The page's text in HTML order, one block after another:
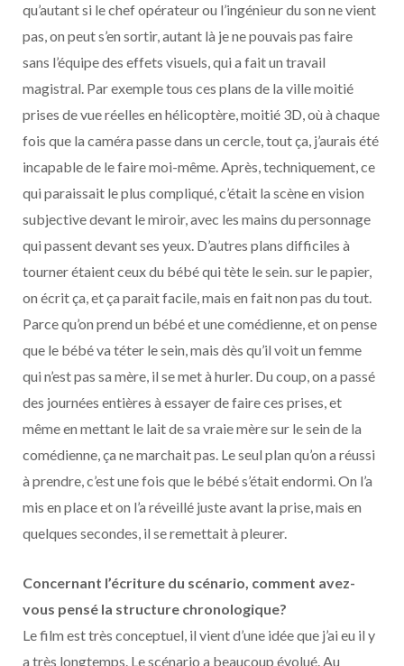
qu’autant si le chef opérateur ou l’ingénieur du son ne vient
pas, on peut s’en sortir, autant là je ne pouvais pas faire
sans l’équipe des effets visuels, qui a fait un travail
magistral. Par exemple tous ces plans de la ville moitié
prises de vue réelles en hélicoptère, moitié 3D, où à chaque
fois que la caméra passe dans un cercle, tout ça, j’aurais été
incapable de le faire moi-même. Après, techniquement, ce
qui paraissait le plus compliqué, c’était la scène en vision
subjective devant le miroir, avec les mains du personnage
qui passent devant ses yeux. D’autres plans difficiles à
tourner étaient ceux du bébé qui tète le sein. sur le papier,
on écrit ça, et ça parait facile, mais en fait non pas du tout.
Parce qu’on prend un bébé et une comédienne, et on pense
que le bébé va téter le sein, mais dès qu’il voit un femme
qui n’est pas sa mère, il se met à hurler. Du coup, on a passé
des journées entières à essayer de faire ces prises, et
même en mettant le lait de sa vraie mère sur le sein de la
comédienne, ça ne marchait pas. Le seul plan qu’on a réussi
à prendre, c’est une fois que le bébé s’était endormi. On l’a
mis en place et on l’a réveillé juste avant la prise, mais en
quelques secondes, il se remettait à pleurer.
Concernant l’écriture du scénario, comment avez-
vous pensé la structure chronologique?
Le film est très conceptuel, il vient d’une idée que j’ai eu il y
a très longtemps. Le scénario a beaucoup évolué. Au